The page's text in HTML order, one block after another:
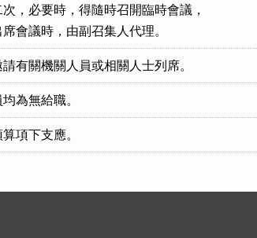
，必要時，得隨時召開臨時會議，
會議時，由副召集人代理。
有關機關人員或相關人士列席。
為無給職。
項下支應。